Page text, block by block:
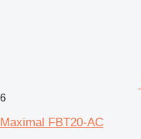
6
Maximal FBT20-AC